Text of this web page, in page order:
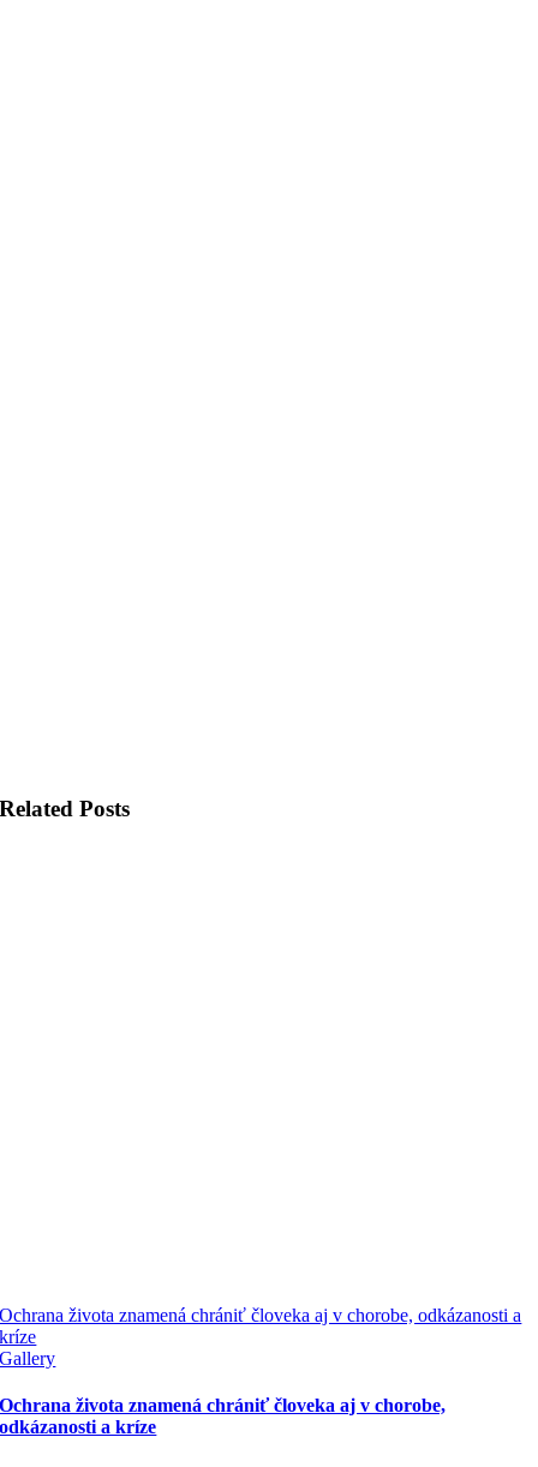
Related Posts
Ochrana života znamená chrániť človeka aj v chorobe, odkázanosti a
kríze
Gallery
Ochrana života znamená chrániť človeka aj v chorobe,
odkázanosti a kríze